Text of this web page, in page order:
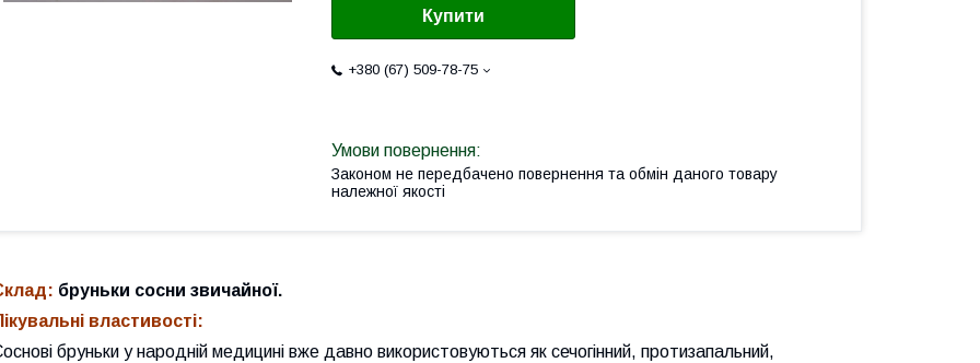
Купити
+380 (67) 509-78-75
Законом не передбачено повернення та обмін даного товару
належної якості
бруньки сосни звичайної.
властивості:
бруньки у народній медицині вже давно використовуються як сечогінний, протизапальний,